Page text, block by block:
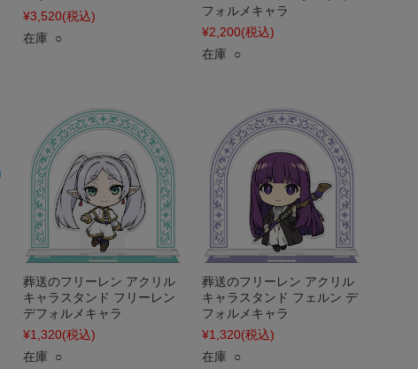
¥3,520(税込)
在庫 ○
フォルメキャラ
¥2,200(税込)
在庫 ○
葬送のフリーレン アクリル
キャラスタンド フリーレン
デフォルメキャラ
¥1,320(税込)
在庫 ○
葬送のフリーレン アクリル
キャラスタンド フェルン デ
フォルメキャラ
¥1,320(税込)
在庫 ○